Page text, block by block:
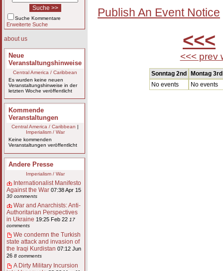
Suche Kommentare
Erweiterte Suche
about us
Neue
Veranstaltungshinweise
Central America / Caribbean
Es wurden keine neuen
Veranstaltungshinweise in der
letzten Woche veröffentlicht
Kommende
Veranstaltungen
Central America / Caribbean
Imperialism / War
Keine kommenden
Veranstaltungen veröffentlicht
Andere Presse
Imperialism / War
Internationalist Manifesto
Against the War 07:38 Apr 15
30 comments
War and Anarchists: Anti-
Authoritarian Perspectives
in Ukraine 19:25 Feb 22 17
comments
We condemn the Turkish
state attack and invasion of
the Iraqi Kurdistan 07:12 Jun
26 8 comments
A Dirty Military Incursion
Publish An Event Notice
<<<
<<< prev
Sonntag 2nd Montag 3rd
No events
No events